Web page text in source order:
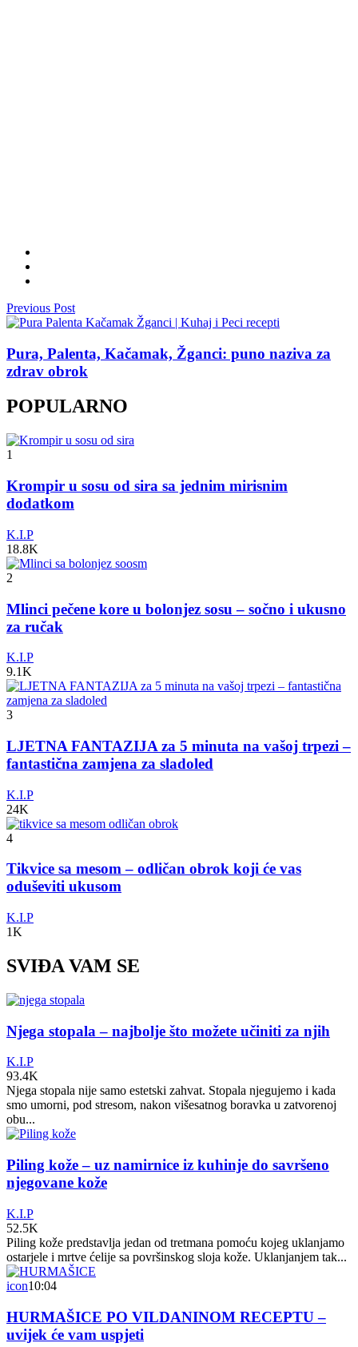
Previous Post
Pura, Palenta, Kačamak, Žganci: puno naziva za
zdrav obrok
POPULARNO
1
Krompir u sosu od sira sa jednim mirisnim
dodatkom
K.I.P
18.8K
2
Mlinci pečene kore u bolonjez sosu – sočno i ukusno
za ručak
K.I.P
9.1K
3
LJETNA FANTAZIJA za 5 minuta na vašoj trpezi –
fantastična zamjena za sladoled
K.I.P
24K
4
Tikvice sa mesom – odličan obrok koji će vas
oduševiti ukusom
K.I.P
1K
SVIĐA VAM SE
Njega stopala – najbolje što možete učiniti za njih
K.I.P
93.4K
Njega stopala nije samo estetski zahvat. Stopala njegujemo i kada
smo umorni, pod stresom, nakon višesatnog boravka u zatvorenoj
obu...
Piling kože – uz namirnice iz kuhinje do savršeno
njegovane kože
K.I.P
52.5K
Piling kože predstavlja jedan od tretmana pomoću kojeg uklanjamo
ostarjele i mrtve ćelije sa površinskog sloja kože. Uklanjanjem tak...
icon10:04
HURMAŠICE PO VILDANINOM RECEPTU –
uvijek će vam uspjeti